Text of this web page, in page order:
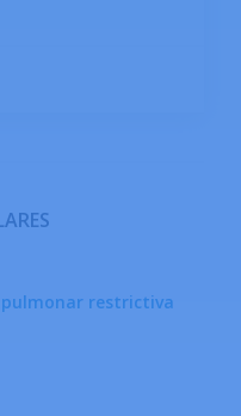
restrictiva